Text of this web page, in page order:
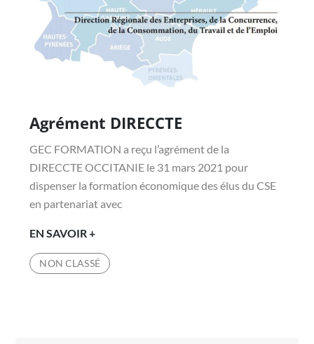
Posted
Agrément DIRECCTE
GEC FORMATION a reçu l’agrément de la
DIRECCTE OCCITANIE le 31 mars 2021 pour
dispenser la formation économique des élus du CSE
en partenariat avec
EN SAVOIR +AGRÉMENT
DIRECCTE
NON CLASSÉ